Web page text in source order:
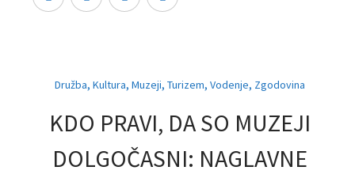
Družba, Kultura, Muzeji, Turizem, Vodenje, Zgodovina
KDO PRAVI, DA SO MUZEJI
DOLGOČASNI: NAGLAVNE